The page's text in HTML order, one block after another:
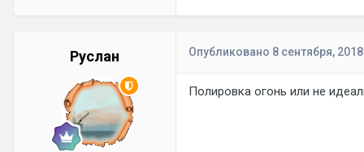
Руслан Опубликовано 8 сентября, 2018
Полировка огонь или не